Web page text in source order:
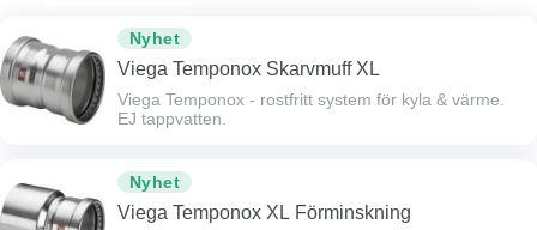
Nyhet
Viega Temponox Skarvmuff XL
Viega Temponox - rostfritt system för kyla & värme.
EJ tappvatten.
Nyhet
Viega Temponox XL Förminskning